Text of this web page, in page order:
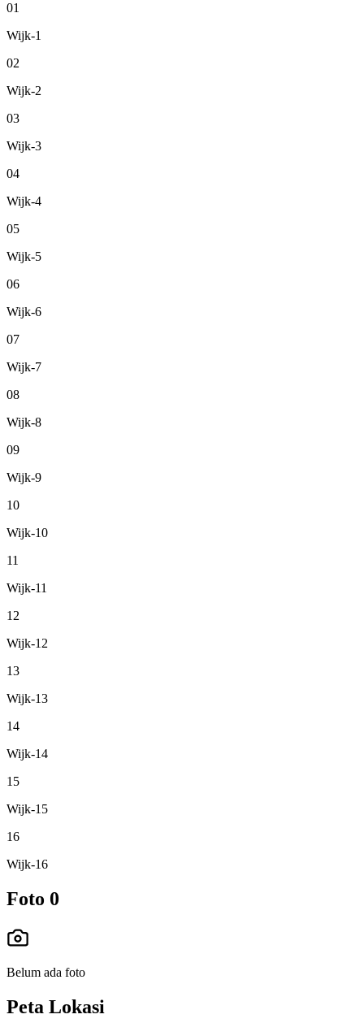
01
Wijk-1
02
Wijk-2
03
Wijk-3
04
Wijk-4
05
Wijk-5
06
Wijk-6
07
Wijk-7
08
Wijk-8
09
Wijk-9
10
Wijk-10
11
Wijk-11
12
Wijk-12
13
Wijk-13
14
Wijk-14
15
Wijk-15
16
Wijk-16
Foto 0
Belum ada foto
Peta Lokasi